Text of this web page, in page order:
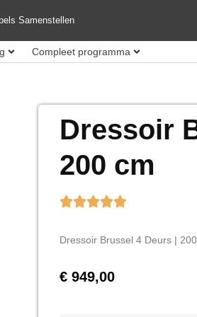
Samenstellen
Compleet programma
Dressoir
200 cm
Dressoir Brussel 4 Deurs |
€ 949,00